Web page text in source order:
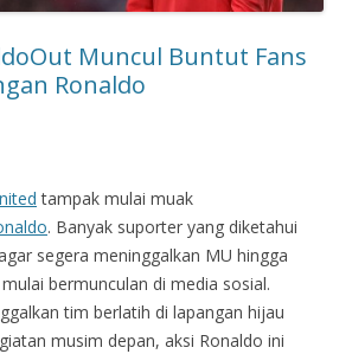
Muncul Buntut Fans
Ronaldo
tampak mulai muak
. Banyak suporter yang diketahui
segera meninggalkan MU hingga
bermunculan di media sosial.
tim berlatih di lapangan hijau
musim depan, aksi Ronaldo ini